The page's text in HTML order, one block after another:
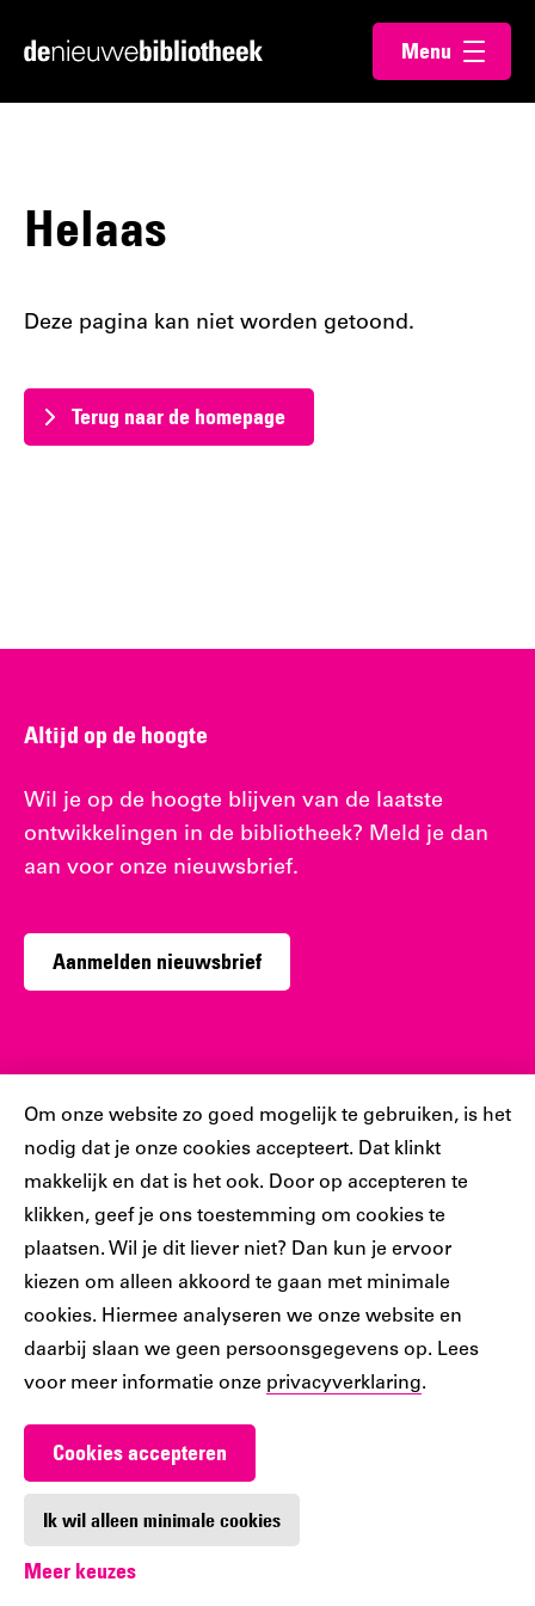
Cookiebar
Om onze website zo goed mogelijk te gebruiken, is het
nodig dat je onze cookies accepteert. Dat klinkt
makkelijk en dat is het ook. Door op accepteren te
klikken, geef je ons toestemming om cookies te
plaatsen. Wil je dit liever niet? Dan kun je ervoor
kiezen om alleen akkoord te gaan met minimale
cookies. Hiermee analyseren we onze website en
daarbij slaan we geen persoonsgegevens op. Lees
voor meer informatie onze privacyverklaring.
Cookies accepteren
Ik wil alleen minimale cookies
Meer keuzes
direct
direct
Ga
Menu
openen
Helaas
Deze pagina kan niet worden getoond.
Terug naar de homepage
Altijd op de hoogte
Wil je op de hoogte blijven van de laatste
ontwikkelingen in de bibliotheek? Meld je dan
aan voor onze nieuwsbrief.
Aanmelden nieuwsbrief
Sociaal
Volg jij ons al?
Ons
account
Ons
account
Ons
Instagram
account
Ons
account
Ons
account
Werken bij De Nieuwe Bibliotheek
Digitoegankelijkheid